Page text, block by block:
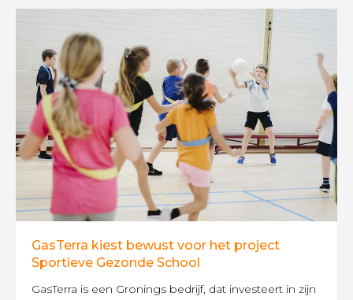
GasTerra kiest bewust voor het project
Sportieve Gezonde School
GasTerra is een Gronings bedrijf, dat investeert in zijn